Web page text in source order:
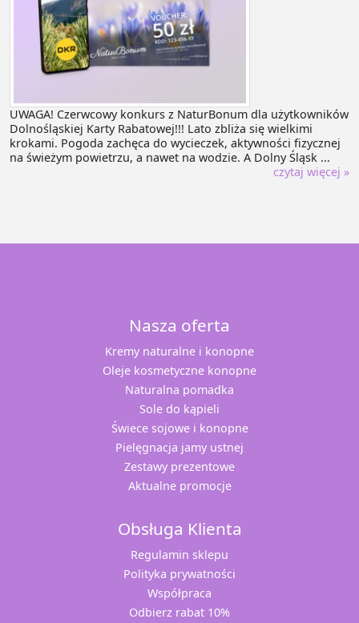
UWAGA! Czerwcowy konkurs z NaturBonum dla użytkowników
Dolnośląskiej Karty Rabatowej!!! Lato zbliża się wielkimi
krokami. Pogoda zachęca do wycieczek, aktywności fizycznej
na świeżym powietrzu, a nawet na wodzie. A Dolny Śląsk ...
czytaj więcej »
Nasza oferta
Kremy naturalne i konopne
Oleje kosmetyczne konopne
Naturalna pomadka
Sole do kąpieli
Świece sojowe i konopne
Pielęgnacja jamy ustnej
Zestawy prezentowe
Aktualne promocje
Obsługa Klienta
Regulamin sklepu
Polityka prywatności
Współpraca
Odbierz rabat 10%